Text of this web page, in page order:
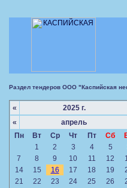
Раздел тендеров ООО "Каспийская
« 2025 г.
«
апрель
Пн
Вт Ср Чт Пт Сб
1
2 3 4 5
7
8 9 10 11 12
14
15 16 17 18 19
21
22 23 24 25 26